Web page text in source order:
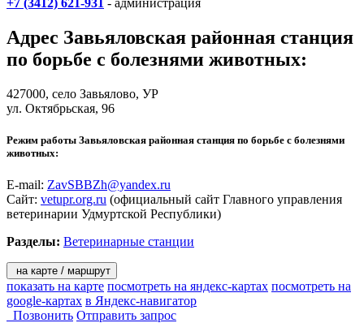
Адрес Завьяловская районная станция
по борьбе с болезнями животных:
427000, село Завьялово, УР
ул. Октябрьская, 96
Режим работы Завьяловская районная станция по борьбе с болезнями
животных:
E-mail: ZavSBBZh@yandex.ru
Сайт: vetupr.org.ru (официальный сайт Главного управления
ветеринарии Удмуртской Республики)
Разделы: Ветеринарные станции
на карте / маршрут
показать на карте посмотреть на яндекс-картах посмотреть на
google-картах в Яндекс-навигатор
Позвонить Отправить запрос